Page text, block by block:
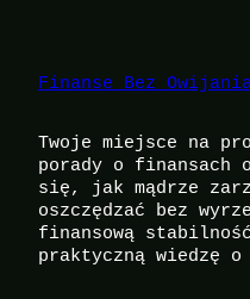
Finanse Bez
Twoje miejsce na
porady o finansach
się, jak mądrze
oszczędzać bez
finansową
praktyczną wiedzę